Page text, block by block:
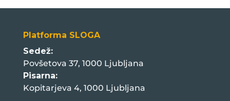
Platforma SLOGA
Sedež:
Povšetova 37, 1000 Ljubljana
Pisarna:
Kopitarjeva 4, 1000 Ljubljana